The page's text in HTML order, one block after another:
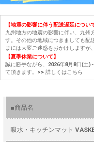
【地震の影響に伴う配送遅延につい
九州地方の地震の影響に伴い、九州
す。その他の地域につきましても配
まには大変ご迷惑をおかけしますが
【夏季休業について】
誠に勝手ながら、2026年8月8日(土)
て頂きます。 >> 詳しくはこちら
■商品名
吸水・キッチンマット